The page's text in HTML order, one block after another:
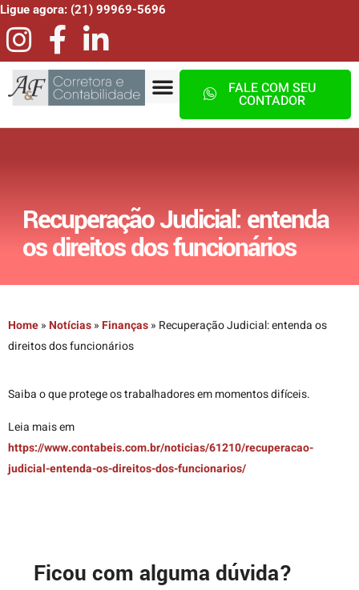
Ligue agora: (21) 99969-5696
FALE COM SEU
CONTADOR
Recuperação Judicial: entenda
os direitos dos funcionários
Home»Notícias»Finanças» Recuperação Judicial: entenda os
direitos dos funcionários
Saiba o que protege os trabalhadores em momentos difíceis.
Leia mais em
https://www.contabeis.com.br/noticias/61210/recuperacao-
judicial-entenda-os-direitos-dos-funcionarios/
Ficou com alguma dúvida?